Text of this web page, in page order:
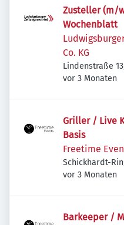
Zusteller (m/
Wochenblatt
Co. KG
Lindenstraße
Deutschland
Veröffentlicht:
vor 3 Monaten
Griller / Live
Basis
Freetime
Schickhardt-
Neckar,
Veröffentlicht:
vor 3 Monaten
Barkeeper /